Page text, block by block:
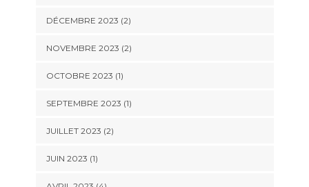
DÉCEMBRE 2023 (2)
NOVEMBRE 2023 (2)
OCTOBRE 2023 (1)
SEPTEMBRE 2023 (1)
JUILLET 2023 (2)
JUIN 2023 (1)